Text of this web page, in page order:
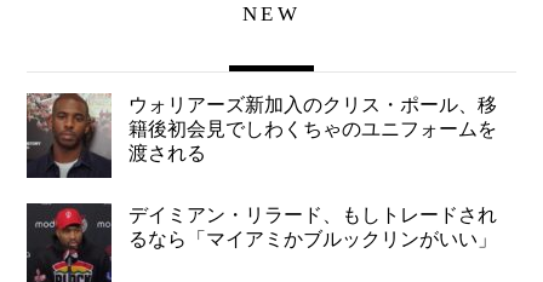
NEW
ウォリアーズ新加入のクリス・ポール、移
籍後初会見でしわくちゃのユニフォームを
渡される
デイミアン・リラード、もしトレードされ
るなら「マイアミかブルックリンがいい」